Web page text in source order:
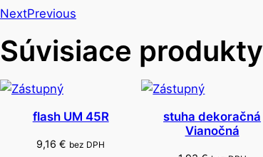
NextPrevious
Súvisiace produkty
flash UM 45R
9,16€ bez DPH
stuha dekoračná
Vianočná